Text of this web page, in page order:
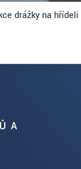
drážky na hřídeli
A